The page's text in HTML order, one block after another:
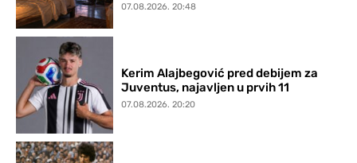
07.08.2026. 20:48
Kerim Alajbegović pred debijem za
Juventus, najavljen u prvih 11
07.08.2026. 20:20